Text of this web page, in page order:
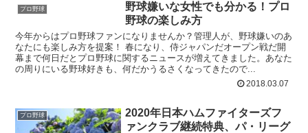
プロ野球
野球嫌いな女性でも分かる！プロ
野球の楽しみ方
今年からはプロ野球ファンになりませんか？管理人が、野球嫌いのあ
なたにも楽しみ方を提案！ 春になり、侍ジャパンだオープン戦だ開
幕まで何日だとプロ野球に関するニュースが増えてきました。あなた
の周りにいる野球好きも、何だかうるさくなってきたので...
2018.03.07
プロ野球
2020年日本ハムファイターズフ
ァンクラブ継続特典、パ・リーグ